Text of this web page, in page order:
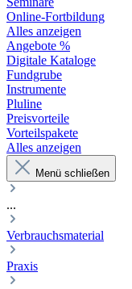
Online-Fortbildung
Alles anzeigen
Angebote %
Digitale Kataloge
Fundgrube
Instrumente
Pluline
Preisvorteile
Vorteilspakete
Alles anzeigen
Menü schließen
...
Verbrauchsmaterial
Praxis